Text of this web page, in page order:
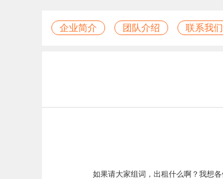
企业简介 团队介绍 联系我们
如果请大家组词，出租什么啊？我想各